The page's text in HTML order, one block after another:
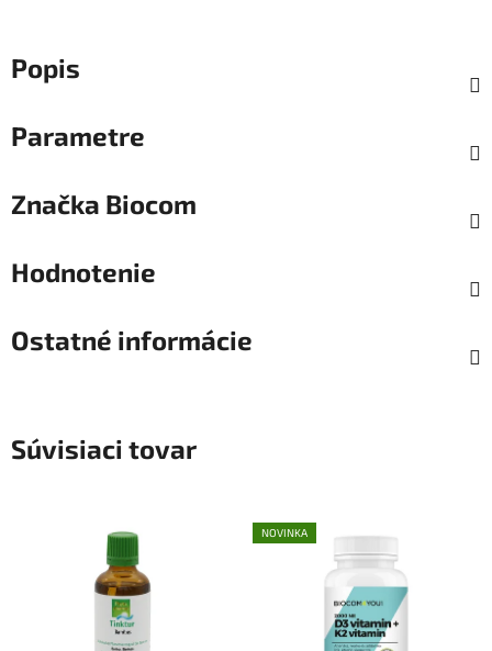
Popis
Parametre
Značka Biocom
Hodnotenie
Ostatné informácie
Súvisiaci tovar
NOVINKA